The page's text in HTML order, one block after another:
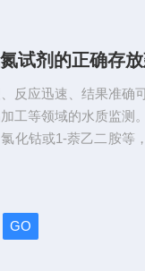
传感器部件非常重要
，避...
试剂的正确存
反应迅速、结果准确
工等领域的水质监测
化钴或1-萘乙二胺等
箱中。避免暴露在过